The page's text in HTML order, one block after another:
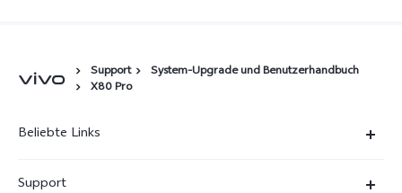
Support
System-Upgrade und Benutzerhandbuch
X80 Pro
Beliebte Links
Support